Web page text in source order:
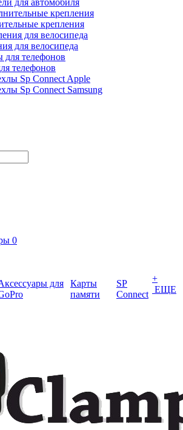
для автомобиля
крепления
для велосипеда
телефонов
Sp Connect Apple
Sp Connect Samsung
0
для
Карты
памяти
SP
Connect
+
ЕЩЕ